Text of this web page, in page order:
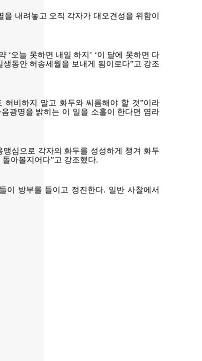
내려놓고 오직 각자가 대오견성을 위함이
‘오늘 못하면 내일 하지’ ‘이 달에 못하면 다
동안 허송세월을 보내게 됨이로다”고 강조
허비하지 말고 화두와 씨름해야 할 것”이라
광명을 밝히는 이 일을 소홀이 한다면 염라
심으로 각자의 화두를 성성하게 챙겨 화두
아볼지어다”고 강조했다.
이 방부를 들이고 정진한다. 일반 사찰에서